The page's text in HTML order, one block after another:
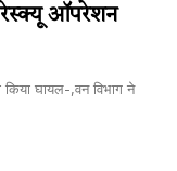
रेस्क्यू ऑपरेशन
घायल-,वन विभाग ने